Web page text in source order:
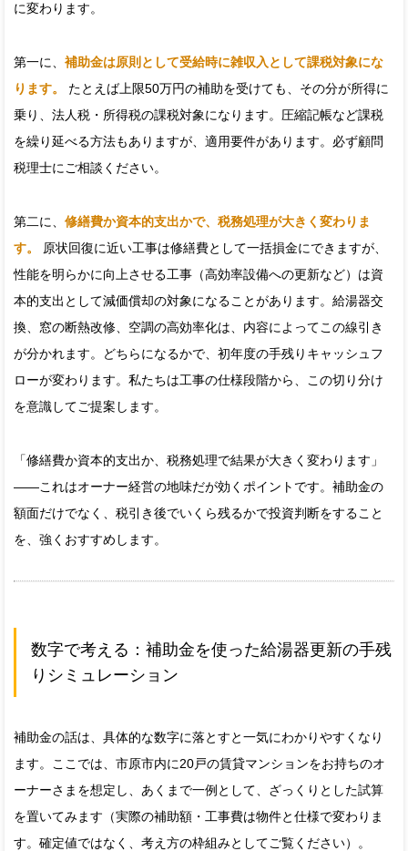
に変わります。
第一に、 補助金は原則として受給時に雑収入として課税対象にな
ります。
たとえば上限50万円の補助を受けても、その分が所得に
乗り、法人税・所得税の課税対象になります。圧縮記帳など課税
を繰り延べる方法もありますが、適用要件があります。必ず顧問
税理士にご相談ください。
第二に、 修繕費か資本的支出かで、税務処理が大きく変わりま
す。
原状回復に近い工事は修繕費として一括損金にできますが、
性能を明らかに向上させる工事（高効率設備への更新など）は資
本的支出として減価償却の対象になることがあります。給湯器交
換、窓の断熱改修、空調の高効率化は、内容によってこの線引き
が分かれます。どちらになるかで、初年度の手残りキャッシュフ
ローが変わります。私たちは工事の仕様段階から、この切り分け
を意識してご提案します。
「修繕費か資本的支出か、税務処理で結果が大きく変わります」
——これはオーナー経営の地味だが効くポイントです。補助金の
額面だけでなく、税引き後でいくら残るかで投資判断をすること
を、強くおすすめします。
数字で考える：補助金を使った給湯器更新の手残
りシミュレーション
補助金の話は、具体的な数字に落とすと一気にわかりやすくなり
ます。ここでは、市原市内に20戸の賃貸マンションをお持ちのオ
ーナーさまを想定し、あくまで一例として、ざっくりとした試算
を置いてみます（実際の補助額・工事費は物件と仕様で変わりま
す。確定値ではなく、考え方の枠組みとしてご覧ください）。